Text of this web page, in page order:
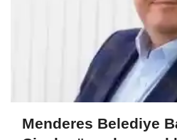
Menderes Belediye